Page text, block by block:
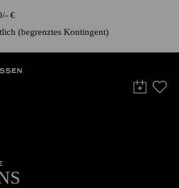
- €
(begrenztes Kontingent)